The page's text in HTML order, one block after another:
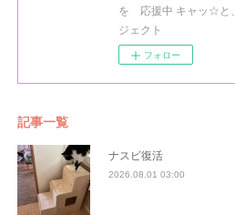
を 応援中 キャッ☆と
ジェクト
フォロー
記事一覧
ナスビ復活
2026.08.01 03:00